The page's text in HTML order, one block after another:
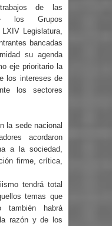
de las
los Grupos
Legislatura,
bancadas
su agenda
eje prioritario la
los intereses de
los sectores
la sede nacional
acordaron
a la sociedad,
firme, crítica,
tendrá total
temas que
también habrá
razón y de los